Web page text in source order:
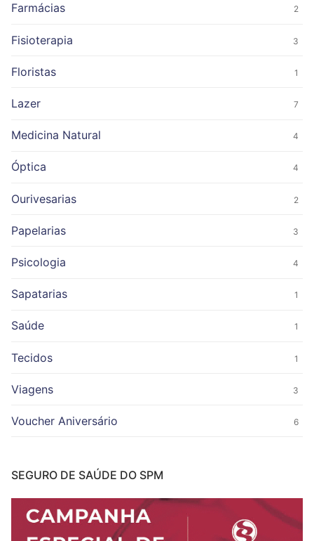
Farmácias 2
Fisioterapia 3
Floristas 1
Lazer 7
Medicina Natural 4
Óptica 4
Ourivesarias 2
Papelarias 3
Psicologia 4
Sapatarias 1
Saúde 1
Tecidos 1
Viagens 3
Voucher Aniversário 6
SEGURO DE SAÚDE DO SPM